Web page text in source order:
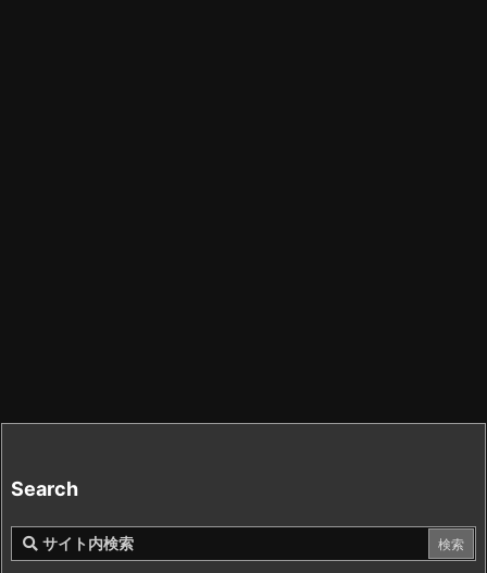
Search